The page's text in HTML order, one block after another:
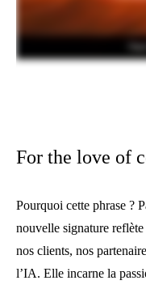
For the love of
Pourquoi cette phrase ?
nouvelle signature
nos clients, nos
l’IA. Elle incarne la